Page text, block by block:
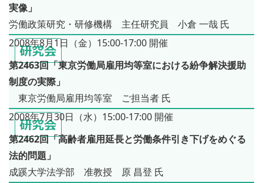
実像」
労働政策研究・研修機構 主任研究員 小倉 一哉 氏
2008年8月1日（金）15:00-17:00 開催
第2463回「東京労働局雇用均等室における紛争解決援助
制度の実際」
東京労働局雇用均等室 ご担当者 氏
2008年7月30日（水）15:00-17:00 開催
第2462回「高齢者雇用延長と労働条件引き下げをめぐる
法的問題」
成蹊大学法学部 准教授 原 昌登 氏